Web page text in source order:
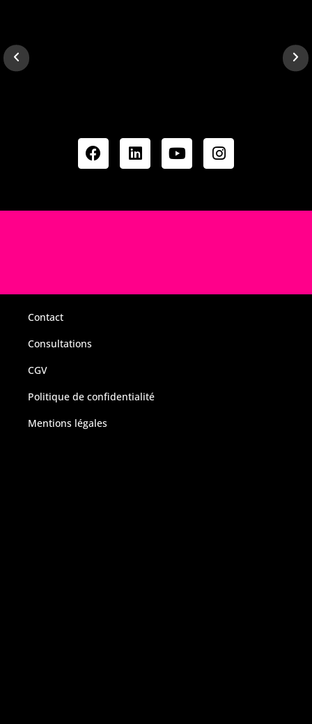
Contact
Consultations
CGV
Politique de confidentialité
Mentions légales